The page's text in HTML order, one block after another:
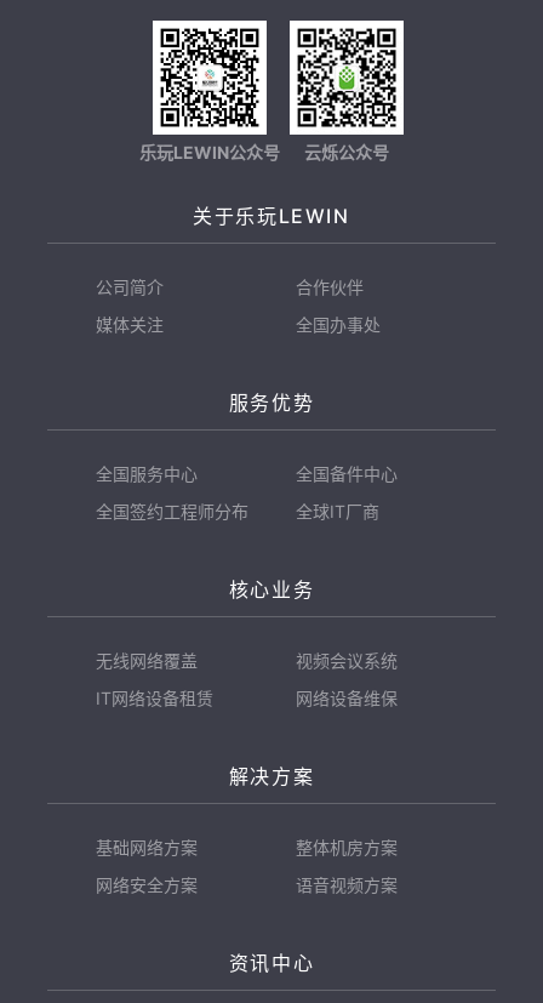
乐玩LEWIN公众号 云烁公众号
关于乐玩LEWIN
公司简介
合作伙伴
媒体关注
全国办事处
服务优势
全国服务中心
全国备件中心
全国签约工程师分布
全球IT厂商
核心业务
无线网络覆盖
视频会议系统
IT网络设备租赁
网络设备维保
解决方案
基础网络方案
整体机房方案
网络安全方案
语音视频方案
资讯中心